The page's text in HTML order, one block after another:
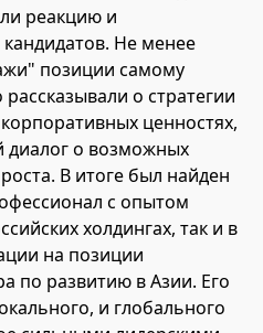
реакцию и
Не менее
позиции самому
о стратегии
ценностях,
диалог о возможных
В итоге был найден
с опытом
холдингах, так и в
на позиции
по развитию в Азии. Его
и глобального